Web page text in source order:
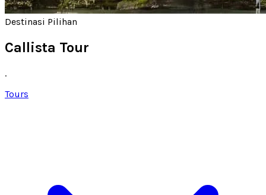
Destinasi Pilihan
Callista Tour
.
Tours